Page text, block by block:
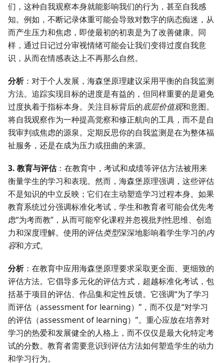
们，这种自我观察本身就能影响我们的行为，甚至自我感
知。例如，不断记录体重可能会导致对数字的病态痴迷，从
而产生压力和焦虑，即使最初的初衷是为了改善健康。同
样，通过日记过分审视情绪可能会让我们变得过度自我意
识，从而在情感表达上不再那么自然。
分析：对于个人发展，海森堡原理建议采用平衡的自我监测
方法。追踪实现目标的进度是有益的，但同样重要的是避免
过度执着于指标本身。关注目标背后的底层价值观和意图。
将自我观察作为一种提高觉察和修正航向的工具，而不是自
我审判或焦虑的源泉。定期反思你的自我监测是在为整体福
祉服务，还是在成为压力或扭曲的来源。
3. 教育与评估：在教育中，考试和成绩等评估方法被用来
衡量学生的学习和表现。然而，海森堡原理强调，这些评估
不是知识的中立反映；它们在主动塑造学习过程本身。如果
教育系统过分强调标准化考试，学生和教育者可能会优先考
虑“为考而教”，从而可能窄化课程并忽视批判性思维、创造
力和深度理解。使用的评估类型深深地影响着学生学习的内
容和方式。
分析：在教育中应用海森堡原理要求采取更全面、更细致的
评估方法。它倡导多元化的评估方式，超越标准化考试，包
括基于项目的评估、作品集和定性反馈。它强调“为了学习
而评估（assessment for learning）”，而不仅是“对学习
的评估（assessment of learning）”。重心应放在培养对
学习的热爱和发展健全的人格上，而不仅仅是最大化特定考
试的分数。教育者需要意识到评估方法如何塑造学生的动力
和学习行为。